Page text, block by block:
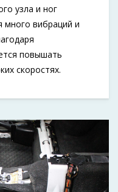
узла и ног
много вибраций и
повышать
скоростях.